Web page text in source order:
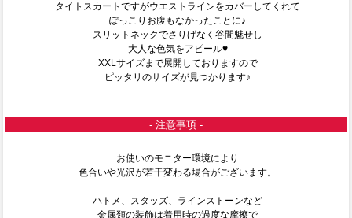
タイトスカートですがウエストラインをカバーしてくれて
ぽっこりお腹もなかったことに♪
スリットネックでさりげなく谷間魅せし
大人な色気をアピール♥
XXLサイズまで展開しておりますので
ピッタリのサイズが見つかります♪
- 注意事項 -
お使いのモニター環境により
色合いや光沢が若干変わる場合がございます。
ハトメ、スタッズ、ラインストーンなど
金属類の装飾は着用時の過度な摩擦で